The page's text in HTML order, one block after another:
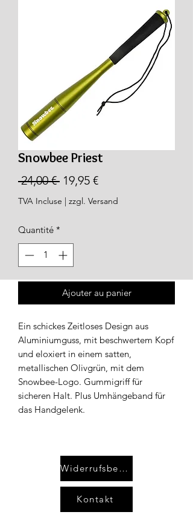
Snowbee Priest
24,00 € Prix
original
19,95 €Prix
promotionnel
TVA Incluse | zzgl. Versand
Quantité *
Ajouter au panier
Ein schickes Zeitloses Design aus
Aluminiumguss, mit beschwertem Kopf
und eloxiert in einem satten,
metallischen Olivgrün, mit dem
Snowbee-Logo. Gummigriff für
sicheren Halt. Plus Umhängeband für
das Handgelenk.
Widerrufsbelehrung
Kontakt